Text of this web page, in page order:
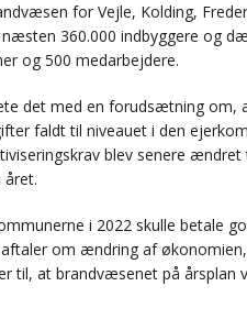
for Vejle, Kolding,
360.000 indbyggere og
og 500 medarbejdere.
det med en forudsætning om,
faldt til niveauet i den
blev senere
året.
i 2022 skulle betale
om ændring af
til, at brandvæsenet på årsplan